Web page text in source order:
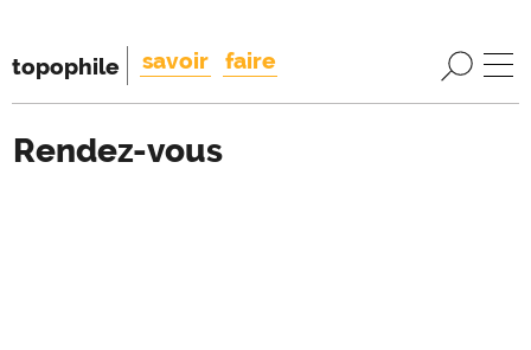
topophile savoir faire
Rendez-vous